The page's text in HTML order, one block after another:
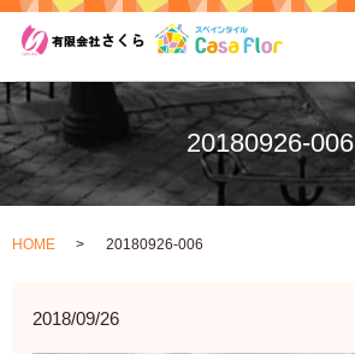
20180926-006
HOME 20180926-006
2018/09/26